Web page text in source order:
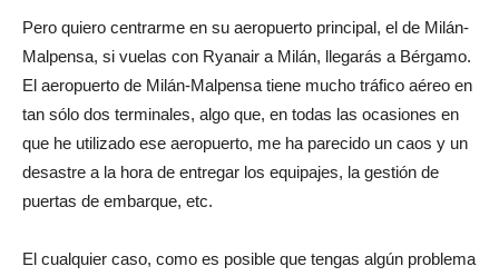
Pero quiero centrarme en su aeropuerto principal, el de Milán-
Malpensa, si vuelas con Ryanair a Milán, llegarás a Bérgamo.
El aeropuerto de Milán-Malpensa tiene mucho tráfico aéreo en
tan sólo dos terminales, algo que, en todas las ocasiones en
que he utilizado ese aeropuerto, me ha parecido un caos y un
desastre a la hora de entregar los equipajes, la gestión de
puertas de embarque, etc.
El cualquier caso, como es posible que tengas algún problema